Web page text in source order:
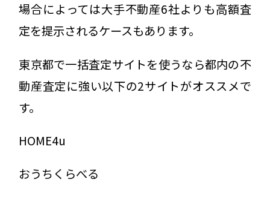
場合によっては大手不動産6社よりも高額査
定を提示されるケースもあります。
東京都で一括査定サイトを使うなら都内の不
動産査定に強い以下の2サイトがオススメで
す。
HOME4u
おうちくらべる